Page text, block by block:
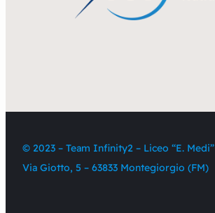
© 2023 – Team Infinity2 – Liceo “E. Medi”
Via Giotto, 5 – 63833 Montegiorgio (FM)